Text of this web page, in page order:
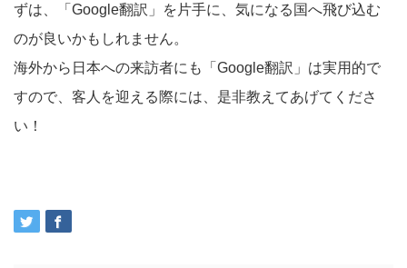
ずは、「Google翻訳」を片手に、気になる国へ飛び込む
のが良いかもしれません。
海外から日本への来訪者にも「Google翻訳」は実用的で
すので、客人を迎える際には、是非教えてあげてくださ
い！